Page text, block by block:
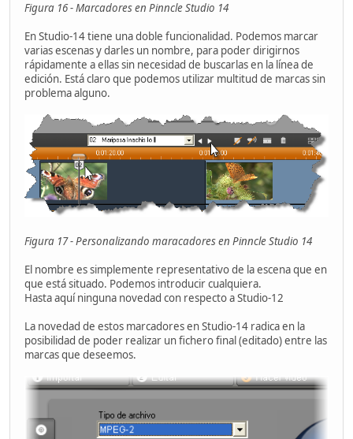
Figura 16 - Marcadores en Pinncle Studio 14
En Studio-14 tiene una doble funcionalidad. Podemos marcar
varias escenas y darles un nombre, para poder dirigirnos
rápidamente a ellas sin necesidad de buscarlas en la línea de
edición. Está claro que podemos utilizar multitud de marcas sin
problema alguno.
Figura 17 - Personalizando maracadores en Pinncle Studio 14
El nombre es simplemente representativo de la escena que en
que está situado. Podemos introducir cualquiera.
Hasta aquí ninguna novedad con respecto a Studio-12
La novedad de estos marcadores en Studio-14 radica en la
posibilidad de poder realizar un fichero final (editado) entre las
marcas que deseemos.